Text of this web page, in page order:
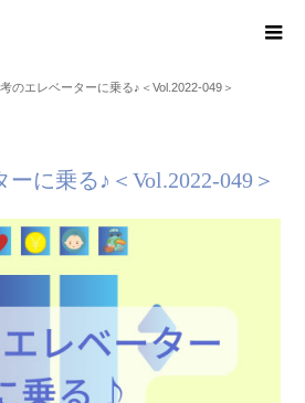
のエレベーターに乗る♪＜Vol.2022-049＞
に乗る♪＜Vol.2022-049＞